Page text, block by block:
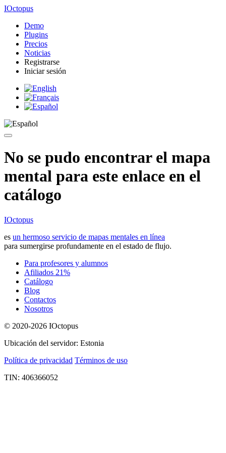
IOctopus
Demo
Plugins
Precios
Noticias
Registrarse
Iniciar sesión
No se pudo encontrar el mapa
mental para este enlace en el
catálogo
IOctopus
es un hermoso servicio de mapas mentales en línea
para sumergirse profundamente en el estado de flujo.
Para profesores y alumnos
Afiliados 21%
Catálogo
Blog
Contactos
Nosotros
© 2020-2026 IOctopus
Ubicación del servidor: Estonia
Política de privacidad Términos de uso
TIN: 406366052